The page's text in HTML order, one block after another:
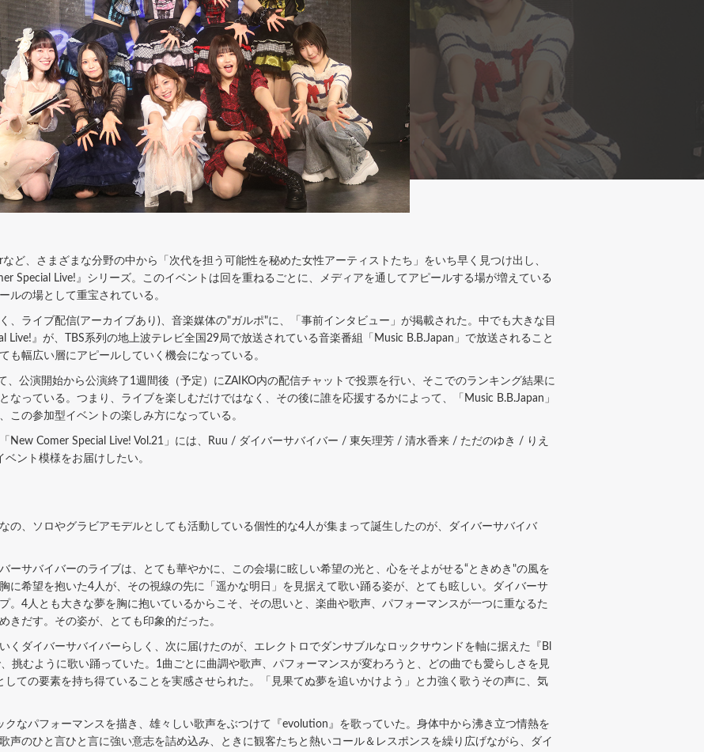
ど、さまざまな分野の中から「次代を担う可能性を秘めた女性アーティストたち」をいち早く見つけ出し、
Special Live!』シリーズ。このイベントは回を重ねるごとに、メディアを通してアピールする場が増えている
ルの場として重宝されている。
ライブ配信(アーカイブあり)、音楽媒体の"ガルポ"に、「事前インタビュー」が掲載された。中でも大きな目
Live!』が、TBS系列の地上波テレビ全国29局で放送されている音楽番組「Music B.B.Japan」で放送されること
も幅広い層にアピールしていく機会になっている。
、公演開始から公演終了1週間後（予定）にZAIKO内の配信チャットで投票を行い、そこでのランキング結果に
なっている。つまり、ライブを楽しむだけではなく、その後に誰を応援するかによって、「Music B.B.Japan」
この参加型イベントの楽しみ方になっている。
Comer Special Live! Vol.21」には、Ruu / ダイバーサバイバー / 東矢理芳 / 清水香来 / ただのゆき / りえ
ント模様をお届けしたい。
の、ソロやグラビアモデルとしても活動している個性的な4人が集まって誕生したのが、ダイバーサバイバ
サバイバーのライブは、とても華やかに、この会場に眩しい希望の光と、心をそよがせる“ときめき"の風を
に希望を抱いた4人が、その視線の先に「遥かな明日」を見据えて歌い踊る姿が、とても眩しい。ダイバーサ
。4人とも大きな夢を胸に抱いているからこそ、その思いと、楽曲や歌声、パフォーマンスが一つに重なるた
きだす。その姿が、とても印象的だった。
ダイバーサバイバーらしく、次に届けたのが、エレクトロでダンサブルなロックサウンドを軸に据えた『Bl
挑むように歌い踊っていた。1曲ごとに曲調や歌声、パフォーマンスが変わろうと、どの曲でも愛らしさを見
ての要素を持ち得ていることを実感させられた。「見果てぬ夢を追いかけよう」と力強く歌うその声に、気
なパフォーマンスを描き、雄々しい歌声をぶつけて『evolution』を歌っていた。身体中から沸き立つ情熱を
声のひと言ひと言に強い意志を詰め込み、ときに観客たちと熱いコール＆レスポンスを繰り広げながら、ダイ